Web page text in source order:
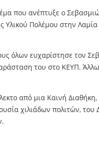
που ανέπτυξε ο
Υλικού Πολέμου στην
όλων ευχαρίστησε τον
του στο ΚΕΥΠ.
από μια Καινή
χιλιάδων πολιτών,